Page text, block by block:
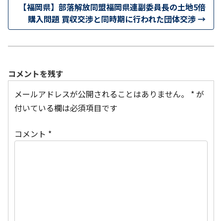
【福岡県】部落解放同盟福岡県連副委員長の土地5倍
購入問題 買収交渉と同時期に行われた団体交渉→
コメントを残す
メールアドレスが公開されることはありません。
*が
付いている欄は必須項目です
コメント *